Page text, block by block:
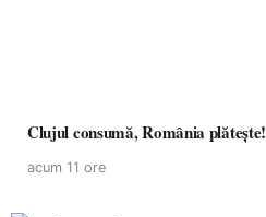
Clujul consumă, România plătește!
acum 11 ore